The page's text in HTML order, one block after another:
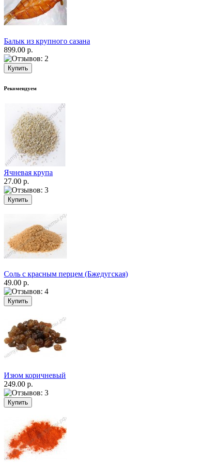
Балык из крупного сазана
899.00 р.
Рекомендуем
Ячневая крупа
27.00 р.
Соль с красным перцем (Бжедугская)
49.00 р.
Изюм коричневый
249.00 р.